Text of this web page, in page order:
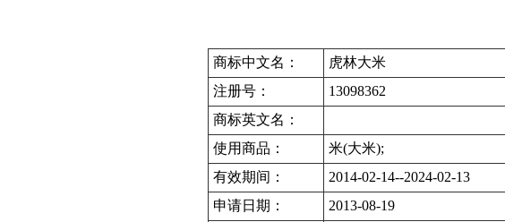
商标中文名：
虎林大米
注册号：
13098362
商标英文名：
使用商品：
米(大米);
有效期间：
2014-02-14--2024-02-13
申请日期：
2013-08-19